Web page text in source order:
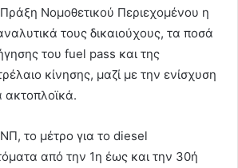
Νομοθετικού Περιεχομένου η
τους δικαιούχους, τα ποσά
του fuel pass και της
κίνησης, μαζί με την ενίσχυση
ακτοπλοϊκά.
το μέτρο για το diesel
από την 1η έως και την 30ή